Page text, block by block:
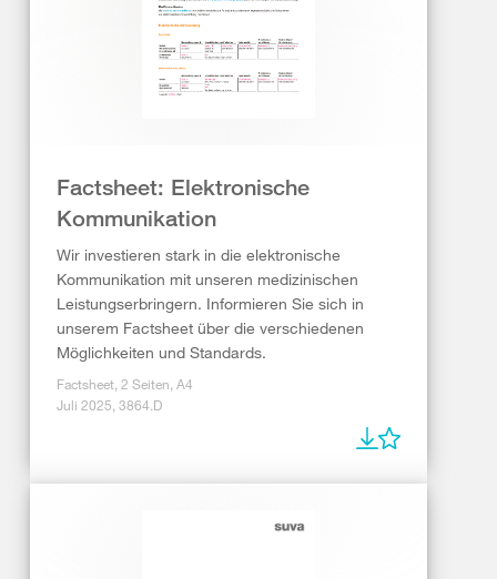
Factsheet: Elektronische
Kommunikation
Wir investieren stark in die elektronische
Kommunikation mit unseren medizinischen
Leistungserbringern. Informieren Sie sich in
unserem Factsheet über die verschiedenen
Möglichkeiten und Standards.
Factsheet, 2 Seiten, A4
Juli 2025, 3864.D